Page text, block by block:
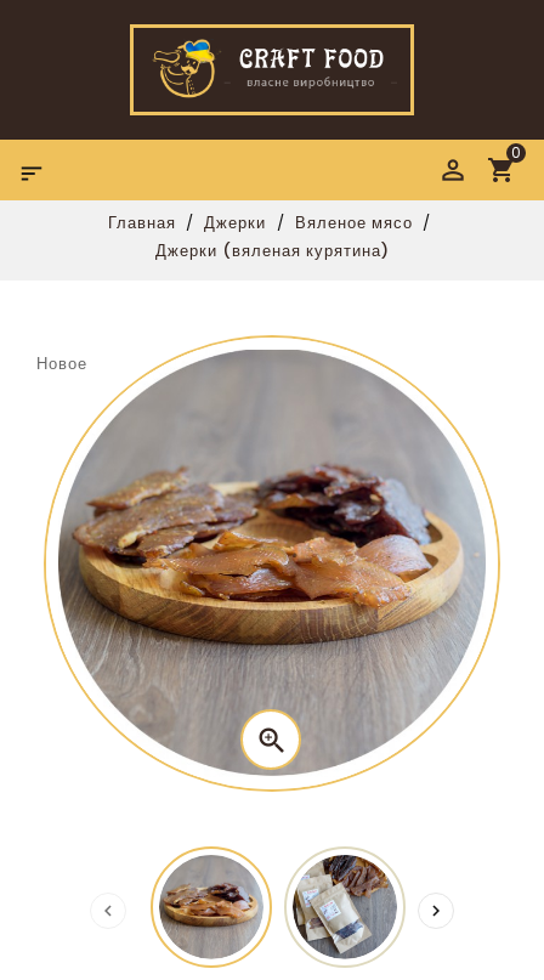
0

Главная Джерки
Вяленое мясо
Джерки (вяленая курятина)
Новое

 